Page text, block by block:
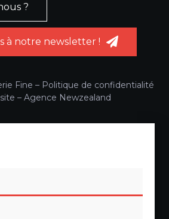
?
à notre newsletter !
Fine – Politique de confidentialité
– Agence Newzealand